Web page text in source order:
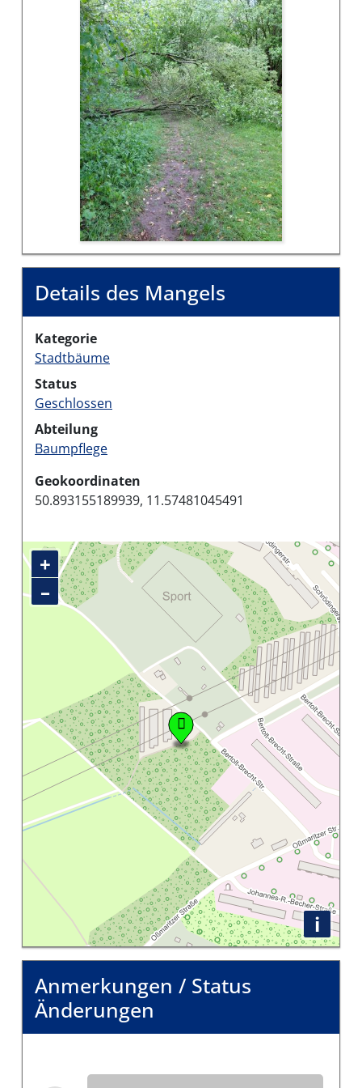
Details des Mangels
Kategorie
Stadtbäume
Status
Geschlossen
Abteilung
Baumpflege
Geokoordinaten
50.893155189939, 11.57481045491
+
–
i
Anmerkungen / Status
Änderungen